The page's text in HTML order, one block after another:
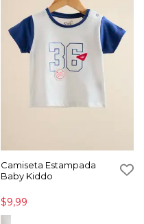
Camiseta Estampada
Baby Kiddo
$9,99